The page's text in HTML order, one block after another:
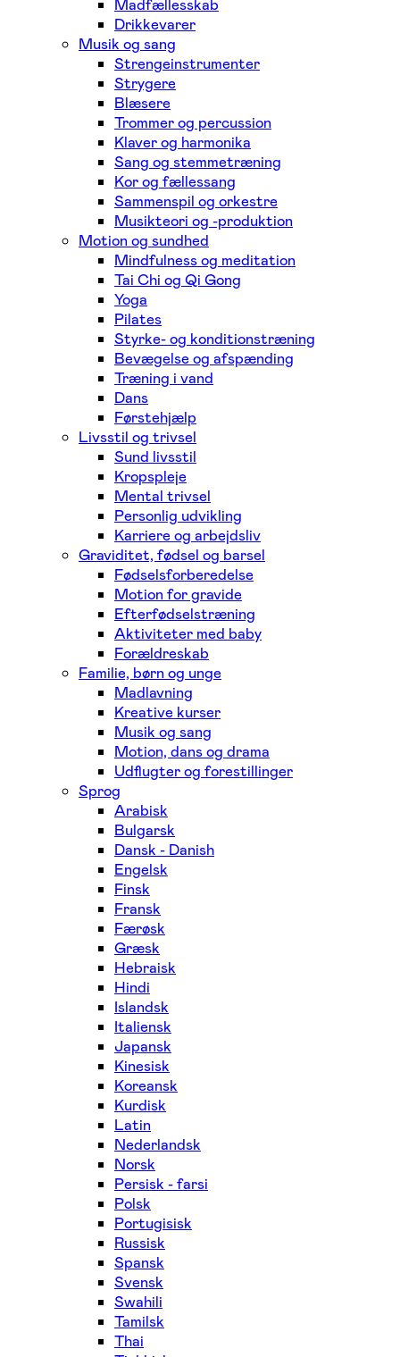
Madfællesskab
Drikkevarer
Musik og sang
Strengeinstrumenter
Strygere
Blæsere
Trommer og percussion
Klaver og harmonika
Sang og stemmetræning
Kor og fællessang
Sammenspil og orkestre
Musikteori og -produktion
Motion og sundhed
Mindfulness og meditation
Tai Chi og Qi Gong
Yoga
Pilates
Styrke- og konditionstræning
Bevægelse og afspænding
Træning i vand
Dans
Førstehjælp
Livsstil og trivsel
Sund livsstil
Kropspleje
Mental trivsel
Personlig udvikling
Karriere og arbejdsliv
Graviditet, fødsel og barsel
Fødselsforberedelse
Motion for gravide
Efterfødselstræning
Aktiviteter med baby
Forældreskab
Familie, børn og unge
Madlavning
Kreative kurser
Musik og sang
Motion, dans og drama
Udflugter og forestillinger
Sprog
Arabisk
Bulgarsk
Dansk - Danish
Engelsk
Finsk
Fransk
Færøsk
Græsk
Hebraisk
Hindi
Islandsk
Italiensk
Japansk
Kinesisk
Koreansk
Kurdisk
Latin
Nederlandsk
Norsk
Persisk - farsi
Polsk
Portugisisk
Russisk
Spansk
Svensk
Swahili
Tamilsk
Thai